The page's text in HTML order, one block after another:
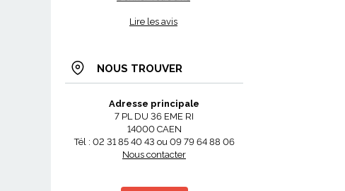
Lire les avis
NOUS TROUVER
Adresse principale
7 PL DU 36 EME RI
14000 CAEN
Tél : 02 31 85 40 43 ou 09 79 64 88 06
Nous contacter